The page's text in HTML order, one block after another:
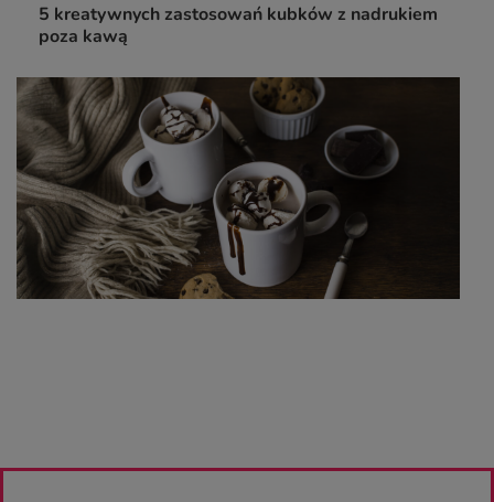
5 kreatywnych zastosowań kubków z nadrukiem
poza kawą